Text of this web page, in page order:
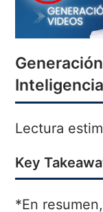
Lectura
Key
*En